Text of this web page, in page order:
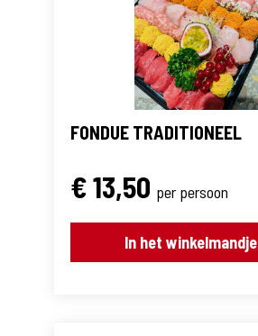
FONDUE TRADITIONEEL
€ 13,50 per persoon
In het winkelmandje